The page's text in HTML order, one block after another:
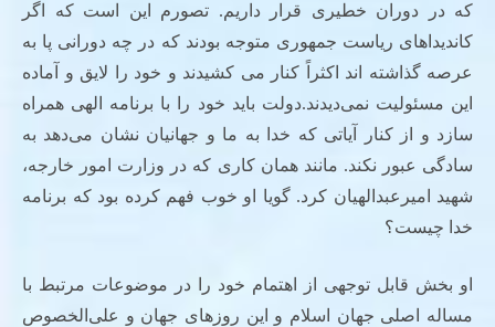
که در دوران خطیری قرار داریم. تصورم این است که اگر
کاندیداهای ریاست جمهوری متوجه بودند که در چه دورانی پا به
عرصه گذاشته اند اکثراً کنار می کشیدند و خود را لایق و آماده
این مسئولیت نمی‌دیدند.دولت باید خود را با برنامه الهی همراه
سازد و از کنار آیاتی که خدا به ما و جهانیان نشان می‌دهد به
سادگی عبور نکند. مانند همان کاری که در وزارت امور خارجه،
شهید امیرعبدالهیان کرد. گویا او خوب فهم کرده بود که برنامه
خدا چیست؟
او بخش قابل توجهی از اهتمام خود را در موضوعات مرتبط با
مساله اصلی جهان اسلام‌ و این روزهای جهان و علی‌الخصوص